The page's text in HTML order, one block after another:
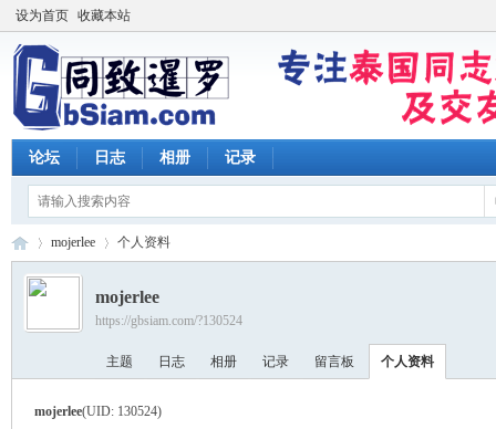
设为首页 收藏本站
论坛 日志 相册 记录
›
mojerlee 个人资料
mojerlee
https://gbsiam.com/?130524
主题 日志 相册 记录 留言板 个人资料
mojerlee(UID: 130524)